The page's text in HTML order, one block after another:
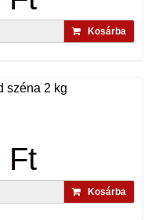
Kosárba
széna 2 kg
Ft
Kosárba